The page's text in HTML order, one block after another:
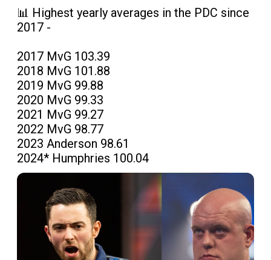
📊 Highest yearly averages in the PDC since
2017 -
2017 MvG 103.39
2018 MvG 101.88
2019 MvG 99.88
2020 MvG 99.33
2021 MvG 99.27
2022 MvG 98.77
2023 Anderson 98.61
2024* Humphries 100.04